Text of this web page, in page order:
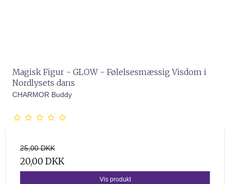
Magisk Figur - GLOW - Følelsesmæssig Visdom i
Nordlysets dans
CHARMOR Buddy
25,00 DKK
20,00 DKK
Vis produkt